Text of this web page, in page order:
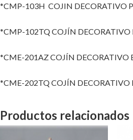
*CMP-103H COJIN DECORATIVO
*CMP-102TQ COJÍN DECORATIVO
*CME-201AZ COJÍN DECORATIVO
*CME-202TQ COJÍN DECORATIVO
Productos relacionados